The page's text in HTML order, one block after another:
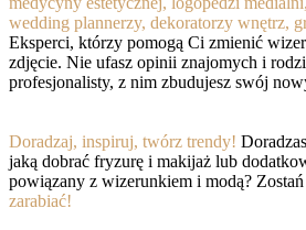
wedding plannerzy, dekoratorzy wnętrz,
Eksperci, którzy pomogą Ci zmienić
zdjęcie. Nie ufasz opinii znajomych i
profesjonalisty, z nim zbudujesz swój
Doradzaj, inspiruj, twórz trendy!
jaką dobrać fryzurę i makijaż lub
powiązany z wizerunkiem i modą?
zarabiać!